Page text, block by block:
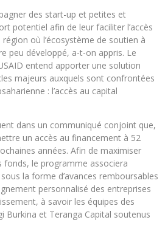
des start-up et petites et
potentiel afin de leur faciliter l’accès
où l’écosystème de soutien à
peu développé, a-t-on appris. Le
entend apporter une solution
majeurs auxquels sont confrontées
: l’accès au capital
dans un communiqué conjoint que,
un accès au financement à 52
années. Afin de maximiser
fonds, le programme associera
la forme d’avances remboursables
personnalisé des entreprises
à savoir les équipes des
Burkina et Teranga Capital soutenus